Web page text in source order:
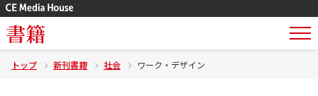
書籍
トップ 新刊書籍 社会 ワーク・デザイン